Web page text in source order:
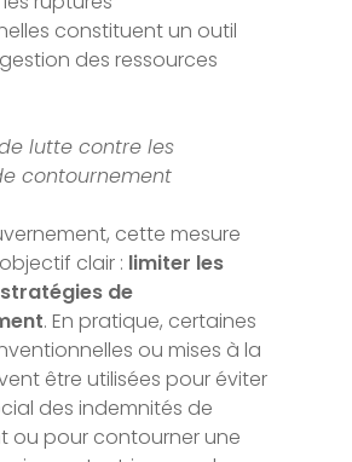
constituent un outil
des ressources
lutte contre les
contournement
cette mesure
clair : limiter les
de
. En pratique, certaines
ou mises à la
être utilisées pour éviter
des indemnités de
ou pour contourner une